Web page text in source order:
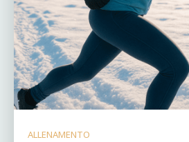
ALLENAMENTO